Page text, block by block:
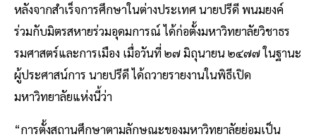
หลังจากสำเร็จการศึกษาในต่างประเทศ นายปรีดี พนมยงค์
ร่วมกับมิตรสหายร่วมอุดมการณ์ ได้ก่อตั้งมหาวิทยาลัยวิชาธร
รมศาสตร์และการเมือง เมื่อวันที่ ๒๗ มิถุนายน ๒๔๗๗ ในฐานะ
ผู้ประศาสน์การ นายปรีดี ได้ถวายรายงานในพิธีเปิด
มหาวิทยาลัยแห่งนี้ว่า
“การตั้งสถานศึกษาตามลักษณะของมหาวิทยาลัยย่อมเป็น